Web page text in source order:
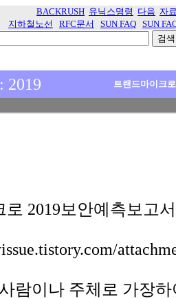
BACKRUSH 유닉스명령 다음 자
지하철노선
RFC문서 SUN FAQ SUN
2019 트랜드마이크
로 2019보안예측보고
람이나 주체로 가장